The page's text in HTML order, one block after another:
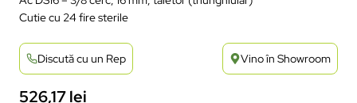
Cutie cu 24 fire sterile
Discută cu un Rep Vino în Showroom
526,17lei